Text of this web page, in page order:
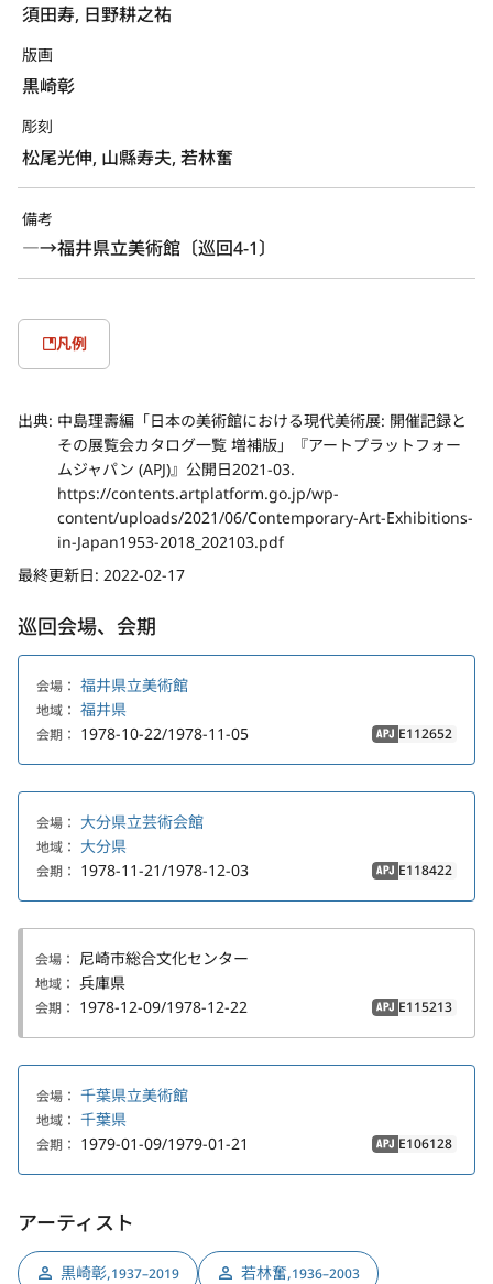
須田寿, 日野耕之祐
版画
黒崎彰
彫刻
松尾光伸, 山縣寿夫, 若林奮
備考
―→福井県立美術館〔巡回4-1〕
凡例
出典: 中島理壽編「日本の美術館における現代美術展: 開催記録と
その展覧会カタログ一覧 増補版」『アートプラットフォー
ムジャパン (APJ)』公開日2021-03.
https://contents.artplatform.go.jp/wp-
content/uploads/2021/06/Contemporary-Art-Exhibitions-
in-Japan1953-2018_202103.pdf
最終更新日: 2022-02-17
巡回会場、会期
会場： 福井県立美術館
地域： 福井県
会期： 1978-10-22/1978-11-05 APJ E112652
会場： 大分県立芸術会館
地域： 大分県
会期： 1978-11-21/1978-12-03 APJ E118422
会場： 尼崎市総合文化センター
地域： 兵庫県
会期： 1978-12-09/1978-12-22 APJ E115213
会場： 千葉県立美術館
地域： 千葉県
会期： 1979-01-09/1979-01-21 APJ E106128
アーティスト
黒崎彰,1937–2019 若林奮,1936–2003